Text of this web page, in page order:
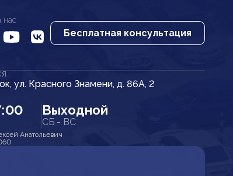
нас
Бесплатная консультация
ул. Красного Знамени, д. 86А, 2
Выходной
СБ - ВС
Анатольевич